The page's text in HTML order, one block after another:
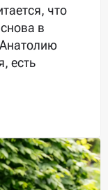
что
в
есть